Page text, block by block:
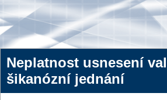
Neplatnost usnesení
šikanózní jednání